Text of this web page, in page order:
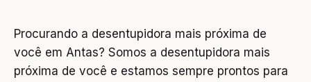
Procurando a desentupidora mais próxima de
você em Antas? Somos a desentupidora mais
próxima de você e estamos sempre prontos para